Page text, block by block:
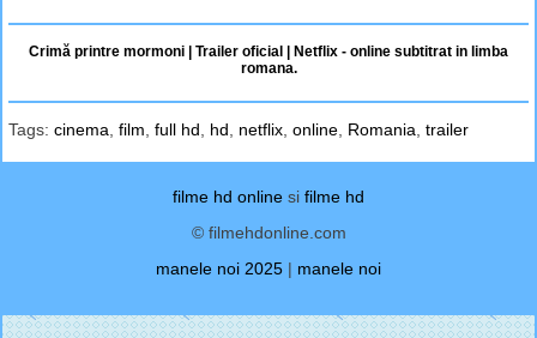
Crimă printre mormoni | Trailer oficial | Netflix - online subtitrat in limba
romana.
Tags: cinema film full hd hd netflix online Romania trailer
filme hd online si filme hd
© filmehdonline.com
manele noi 2025 | manele noi